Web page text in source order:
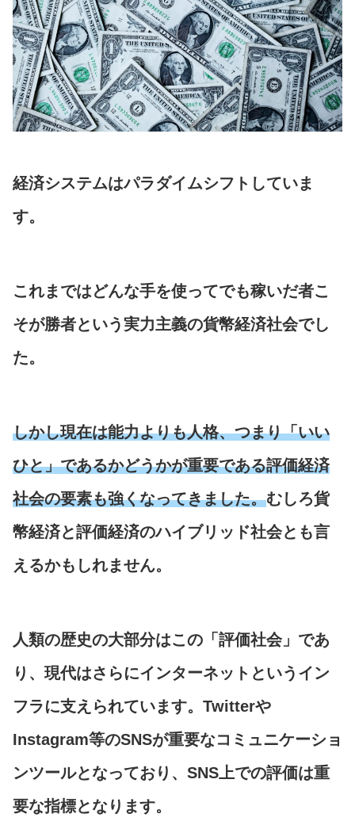
経済システムはパラダイムシフトしていま
す。
これまではどんな手を使ってでも稼いだ者こ
そが勝者という実力主義の貨幣経済社会でし
た。
しかし現在は能力よりも人格、つまり「いい
ひと」であるかどうかが重要である評価経済
社会の要素も強くなってきました。むしろ貨
幣経済と評価経済のハイブリッド社会とも言
えるかもしれません。
人類の歴史の大部分はこの「評価社会」であ
り、現代はさらにインターネットというイン
フラに支えられています。Twitterや
Instagram等のSNSが重要なコミュニケーショ
ンツールとなっており、SNS上での評価は重
要な指標となります。